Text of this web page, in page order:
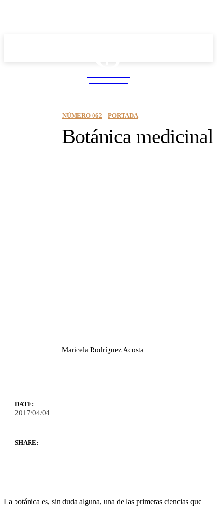
DATE:
2017/04/04
SHARE:
NÚMERO 062 PORTADA
Botánica medicinal
Maricela Rodríguez Acosta
La botánica es, sin duda alguna, una de las primeras ciencias que